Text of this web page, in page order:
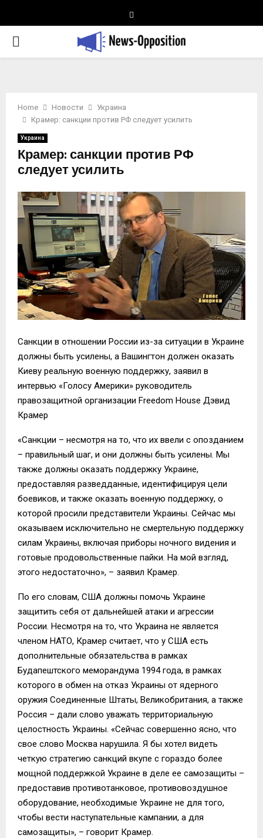
PRIMARY
Home Новости
Украина
Крамер: санкции против РФ следует усилить
Украина
Крамер: санкции против РФ
следует усилить
Санкции в отношении России из-за ситуации в Украине
должны быть усилены, а Вашингтон должен оказать
Киеву реальную военную поддержку, заявил в
интервью «Голосу Америки» руководитель
правозащитной организации Freedom House Дэвид
Крамер
«Санкции – несмотря на то, что их ввели с опозданием
– правильный шаг, и они должны быть усилены. Мы
также должны оказать поддержку Украине,
предоставляя разведданные, идентифицируя цели
боевиков, и также оказать военную поддержку, о
которой просили представители Украины. Сейчас мы
оказываем исключительно не смертельную поддержку
силам Украины, включая приборы ночного видения и
готовые продовольственные пайки. На мой взгляд,
этого недостаточно», – заявил Крамер.
По его словам, США должны помочь Украине
защитить себя от дальнейшей атаки и агрессии
России. Несмотря на то, что Украина не является
членом НАТО, Крамер считает, что у США есть
дополнительные обязательства в рамках
Будапештского меморандума 1994 года, в рамках
которого в обмен на отказ Украины от ядерного
оружия Соединенные Штаты, Великобритания, а также
Россия – дали слово уважать территориальную
целостность Украины. «Сейчас совершенно ясно, что
свое слово Москва нарушила. Я бы хотел видеть
четкую стратегию санкций вкупе с гораздо более
мощной поддержкой Украине в деле ее самозащиты –
предоставив противотанковое, противовоздушное
оборудование, необходимые Украине не для того,
чтобы вести наступательные кампании, а для
самозащиты», – говорит Крамер.